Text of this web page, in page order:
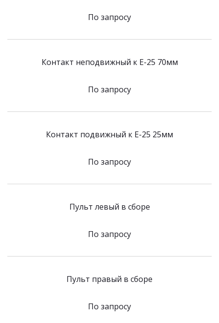
По запросу
Контакт неподвижный к E-25 70мм
По запросу
Контакт подвижный к E-25 25мм
По запросу
Пульт левый в сборе
По запросу
Пульт правый в сборе
По запросу